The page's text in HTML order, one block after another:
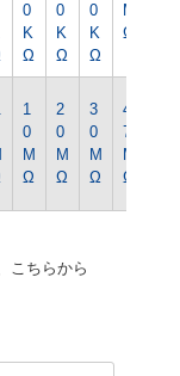
0
K
Ω
0
K
Ω
0
K
Ω
M
Ω
1
0
M
Ω
2
0
M
Ω
3
0
M
Ω
4
7
M
Ω
こちらから